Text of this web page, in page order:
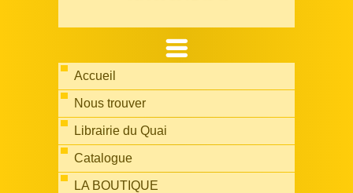
Accueil
Nous trouver
Librairie du Quai
Catalogue
LA BOUTIQUE